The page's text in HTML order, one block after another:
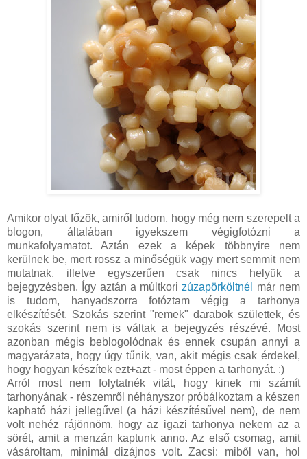
Amikor olyat főzök, amiről tudom, hogy még nem szerepelt a
blogon, általában igyekszem végigfotózni a
munkafolyamatot. Aztán ezek a képek többnyire nem
kerülnek be, mert rossz a minőségük vagy mert semmit nem
mutatnak, illetve egyszerűen csak nincs helyük a
bejegyzésben. Így aztán a múltkorizúzapörköltnél
már nem
is tudom, hanyadszorra fotóztam végig a tarhonya
elkészítését. Szokás szerint "remek" darabok születtek, és
szokás szerint nem is váltak a bejegyzés részévé. Most
azonban mégis beblogolódnak és ennek csupán annyi a
magyarázata, hogy úgy tűnik, van, akit mégis csak érdekel,
hogy hogyan készítek ezt+azt - most éppen a tarhonyát. :)
Arról most nem folytatnék vitát, hogy kinek mi számít
tarhonyának - részemről néhányszor próbálkoztam a készen
kapható házi jellegűvel (a házi készítésűvel nem), de nem
volt nehéz rájönnöm, hogy az igazi tarhonya nekem az a
sörét, amit a menzán kaptunk anno. Az első csomag, amit
vásároltam, minimál dizájnos volt. Zacsi: miből van, hol